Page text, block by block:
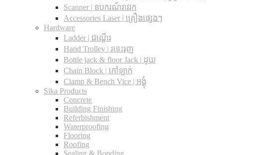
Scanner | ឧបករណ៍រាវរក
Accessories Laser | គ្រឿងផ្សេងៗ
Hardware
Ladder | ជណ្តើរ
Hand Trolley | រទេះរុញ
Bottle jack & floor Jack​ | ដូយ
Chain Block | កៅឡាក់
Clamp & Bench Vice | អង្គុំ
Sika Products
Concrete
Building Finishing
Referbishment
Waterproofing
Flooring
Roofing
Sealing & Bonding